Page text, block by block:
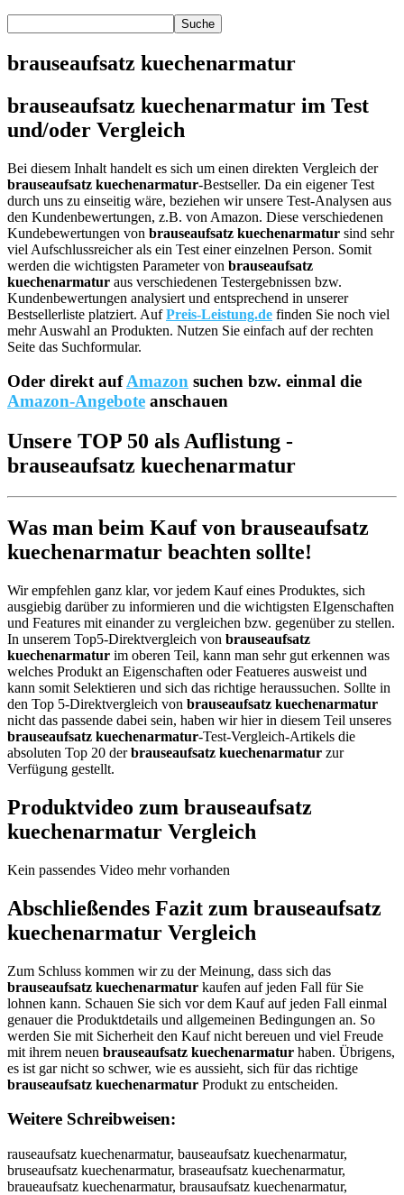
brauseaufsatz kuechenarmatur
brauseaufsatz kuechenarmatur im Test
und/oder Vergleich
Bei diesem Inhalt handelt es sich um einen direkten Vergleich der
brauseaufsatz kuechenarmatur-Bestseller. Da ein eigener Test
durch uns zu einseitig wäre, beziehen wir unsere Test-Analysen aus
den Kundenbewertungen, z.B. von Amazon. Diese verschiedenen
Kundebewertungen von brauseaufsatz kuechenarmatur sind sehr
viel Aufschlussreicher als ein Test einer einzelnen Person. Somit
werden die wichtigsten Parameter von brauseaufsatz
kuechenarmatur aus verschiedenen Testergebnissen bzw.
Kundenbewertungen analysiert und entsprechend in unserer
Bestsellerliste platziert. AufPreis-Leistung.de finden Sie noch viel
mehr Auswahl an Produkten. Nutzen Sie einfach auf der rechten
Seite das Suchformular.
Oder direkt aufAmazon suchen bzw. einmal die
Amazon-Angebote anschauen
Unsere TOP 50 als Auflistung -
brauseaufsatz kuechenarmatur
Was man beim Kauf von brauseaufsatz
kuechenarmatur beachten sollte!
Wir empfehlen ganz klar, vor jedem Kauf eines Produktes, sich
ausgiebig darüber zu informieren und die wichtigsten EIgenschaften
und Features mit einander zu vergleichen bzw. gegenüber zu stellen.
In unserem Top5-Direktvergleich von brauseaufsatz
kuechenarmatur im oberen Teil, kann man sehr gut erkennen was
welches Produkt an Eigenschaften oder Featueres ausweist und
kann somit Selektieren und sich das richtige heraussuchen. Sollte in
den Top 5-Direktvergleich von brauseaufsatz kuechenarmatur
nicht das passende dabei sein, haben wir hier in diesem Teil unseres
brauseaufsatz kuechenarmatur-Test-Vergleich-Artikels die
absoluten Top 20 derbrauseaufsatz kuechenarmatur zur
Verfügung gestellt.
Produktvideo zum brauseaufsatz
kuechenarmatur Vergleich
Kein passendes Video mehr vorhanden
Abschließendes Fazit zum brauseaufsatz
kuechenarmatur Vergleich
Zum Schluss kommen wir zu der Meinung, dass sich das
brauseaufsatz kuechenarmatur kaufen auf jeden Fall für Sie
lohnen kann. Schauen Sie sich vor dem Kauf auf jeden Fall einmal
genauer die Produktdetails und allgemeinen Bedingungen an. So
werden Sie mit Sicherheit den Kauf nicht bereuen und viel Freude
mit ihrem neuen brauseaufsatz kuechenarmatur haben. Übrigens,
es ist gar nicht so schwer, wie es aussieht, sich für das richtige
brauseaufsatz kuechenarmatur Produkt zu entscheiden.
Weitere Schreibweisen:
rauseaufsatz kuechenarmatur, bauseaufsatz kuechenarmatur, bruseaufsatz kuechenarmatur, braseaufsatz kuechenarmatur, braueaufsatz kuechenarmatur, brausaufsatz kuechenarmatur, brauseufsatz kuechenarmatur, brauseafsatz kuechenarmatur, brauseausatz kuechenarmatur, brauseaufatz kuechenarmatur, brauseaufstz kuechenarmatur, brauseaufsaz kuechenarmatur, brauseaufsat kuechenarmatur, brauseaufsatz kuechenarmatur, brauseaufsatz uechenarmatur, brauseaufsatz kechenarmatur, brauseaufsatz kuchenarmatur, brauseaufsatz kuehenarmatur, brauseaufsatz kuecenarmatur, brauseaufsatz kuechnarmatur, brauseaufsatz kuechearmatur, brauseaufsatz kuechenrmatur, brauseaufsatz kuechenamatur, brauseaufsatz kuechenaratur, brauseaufsatz kuechenarmtur, brauseaufsatz kuechenarmaur, brauseaufsatz kuechenarmatr, brauseaufsatz kuechenarmatu, bbrauseaufsatz kuechenarmatur, brrauseaufsatz kuechenarmatur, braauseaufsatz kuechenarmatur, brauuseaufsatz kuechenarmatur, brausseaufsatz kuechenarmatur, brauseeaufsatz kuechenarmatur, brauseaaufsatz kuechenarmatur, brauseauufsatz kuechenarmatur, brauseauffsatz kuechenarmatur, brauseaufssatz kuechenarmatur, brauseaufsaatz kuechenarmatur, brauseaufsattz kuechenarmatur, brauseaufsatzz kuechenarmatur, brauseaufsatz kkuechenarmatur, brauseaufsatz kuuechenarmatur, brauseaufsatz kueechenarmatur, brauseaufsatz kuecchenarmatur, brauseaufsatz kuechhenarmatur, brauseaufsatz kuecheenarmatur, brauseaufsatz kuechennarmatur, brauseaufsatz kuechenaarmatur, brauseaufsatz kuechenarrmatur, brauseaufsatz kuechenarmmatur, brauseaufsatz kuechenarmaatur, brauseaufsatz kuechenarmattur, brauseaufsatz kuechenarmatuur, brauseaufsatz kuechenarmaturr, rbauseaufsatz kuechenarmatur, baruseaufsatz kuechenarmatur, bruaseaufsatz kuechenarmatur, brasueaufsatz kuechenarmatur, brauesaufsatz kuechenarmatur, brausaeufsatz kuechenarmatur, brauseuafsatz kuechenarmatur, brauseafusatz kuechenarmatur, brauseausfatz kuechenarmatur, brauseaufastz kuechenarmatur, brauseaufstaz kuechenarmatur, brauseaufsazt kuechenarmatur, brauseaufsat zkuechenarmatur, brauseaufsatzk uechenarmatur, brauseaufsatz ukechenarmatur, brauseaufsatz keuchenarmatur, brauseaufsatz kucehenarmatur, brauseaufsatz kuehcenarmatur, brauseaufsatz kuecehnarmatur, brauseaufsatz kuechnearmatur, brauseaufsatz kuecheanrmatur, brauseaufsatz kuechenramatur, brauseaufsatz kuechenamratur, brauseaufsatz kuechenaramtur, brauseaufsatz kuechenarmtaur, brauseaufsatz kuechenarmautr, brauseaufsatz kuechenarmatru, brauseaufsatzkuechenarmatur, rauseaufsatz kuechenarmatur, vrauseaufsatz kuechenarmatur, frauseaufsatz kuechenarmatur, grauseaufsatz kuechenarmatur, hrauseaufsatz kuechenarmatur, nrauseaufsatz kuechenarmatur, beauseaufsatz kuechenarmatur, bdauseaufsatz kuechenarmatur, bfauseaufsatz kuechenarmatur, bgauseaufsatz kuechenarmatur, btauseaufsatz kuechenarmatur, b4auseaufsatz kuechenarmatur, b5auseaufsatz kuechenarmatur, brquseaufsatz kuechenarmatur, brwuseaufsatz kuechenarmatur, brzuseaufsatz kuechenarmatur, brxuseaufsatz kuechenarmatur, brayseaufsatz kuechenarmatur, brahseaufsatz kuechenarmatur, brajseaufsatz kuechenarmatur, brakseaufsatz kuechenarmatur, braiseaufsatz kuechenarmatur, bra7seaufsatz kuechenarmatur, bra8seaufsatz kuechenarmatur, brauqeaufsatz kuechenarmatur, brauweaufsatz kuechenarmatur, braueeaufsatz kuechenarmatur, brauzeaufsatz kuechenarmatur, brauxeaufsatz kuechenarmatur, brauceaufsatz kuechenarmatur, brauswaufsatz kuechenarmatur, braussaufsatz kuechenarmatur, brausdaufsatz kuechenarmatur, brausfaufsatz kuechenarmatur, brausraufsatz kuechenarmatur, braus3aufsatz kuechenarmatur, braus4aufsatz kuechenarmatur, brausequfsatz kuechenarmatur, brausewufsatz kuechenarmatur, brausezufsatz kuechenarmatur, brausexufsatz kuechenarmatur, brauseayfsatz kuechenarmatur, brauseahfsatz kuechenarmatur, brauseajfsatz kuechenarmatur, brauseakfsatz kuechenarmatur, brauseaifsatz kuechenarmatur, brausea7fsatz kuechenarmatur, brausea8fsatz kuechenarmatur, brauseaucsatz kuechenarmatur, brauseaudsatz kuechenarmatur, brauseauesatz kuechenarmatur, brauseaursatz kuechenarmatur, brauseautsatz kuechenarmatur, brauseaugsatz kuechenarmatur, brauseaubsatz kuechenarmatur, brauseauvsatz kuechenarmatur, brauseaufqatz kuechenarmatur, brauseaufwatz kuechenarmatur, brauseaufeatz kuechenarmatur, brauseaufzatz kuechenarmatur, brauseaufxatz kuechenarmatur, brauseaufcatz kuechenarmatur, brauseaufsqtz kuechenarmatur, brauseaufswtz kuechenarmatur, brauseaufsztz kuechenarmatur, brauseaufsxtz kuechenarmatur, brauseaufsarz kuechenarmatur, brauseaufsafz kuechenarmatur, brauseaufsagz kuechenarmatur, brauseaufsahz kuechenarmatur, brauseaufsayz kuechenarmatur, brauseaufsa5z kuechenarmatur, brauseaufsa6z kuechenarmatur, brauseaufsatx kuechenarmatur, brauseaufsats kuechenarmatur, brauseaufsata kuechenarmatur, brauseaufsatz uuechenarmatur, brauseaufsatz juechenarmatur, brauseaufsatz muechenarmatur, brauseaufsatz luechenarmatur, brauseaufsatz ouechenarmatur, brauseaufsatz kyechenarmatur, brauseaufsatz khechenarmatur, brauseaufsatz kjechenarmatur, brauseaufsatz kkechenarmatur, brauseaufsatz kiechenarmatur, brauseaufsatz k7echenarmatur, brauseaufsatz k8echenarmatur, brauseaufsatz kuwchenarmatur, brauseaufsatz kuschenarmatur, brauseaufsatz kudchenarmatur, brauseaufsatz kufchenarmatur, brauseaufsatz kurchenarmatur, brauseaufsatz ku3chenarmatur, brauseaufsatz ku4chenarmatur, brauseaufsatz kue henarmatur, brauseaufsatz kuexhenarmatur, brauseaufsatz kueshenarmatur, brauseaufsatz kuedhenarmatur, brauseaufsatz kuefhenarmatur, brauseaufsatz kuevhenarmatur, brauseaufsatz kuecbenarmatur, brauseaufsatz kuecgenarmatur, brauseaufsatz kuectenarmatur, brauseaufsatz kuecyenarmatur, brauseaufsatz kuecuenarmatur, brauseaufsatz kuecjenarmatur, brauseaufsatz kuecmenarmatur, brauseaufsatz kuecnenarmatur, brauseaufsatz kuechwnarmatur, brauseaufsatz kuechsnarmatur, brauseaufsatz kuechdnarmatur, brauseaufsatz kuechfnarmatur, brauseaufsatz kuechrnarmatur, brauseaufsatz kuech3narmatur, brauseaufsatz kuech4narmatur, brauseaufsatz kueche armatur, brauseaufsatz kuechebarmatur, brauseaufsatz kuechegarmatur, brauseaufsatz kuecheharmatur, brauseaufsatz kuechejarmatur, brauseaufsatz kuechemarmatur, brauseaufsatz kuechenqrmatur, brauseaufsatz kuechenwrmatur, brauseaufsatz kuechenzrmatur, brauseaufsatz kuechenxrmatur, brauseaufsatz kuechenaematur, brauseaufsatz kuechenadmatur, brauseaufsatz kuechenafmatur, brauseaufsatz kuechenagmatur, brauseaufsatz kuechenatmatur, brauseaufsatz kuechena4matur, brauseaufsatz kuechena5matur, brauseaufsatz kuechenar atur, brauseaufsatz kuechenarnatur, brauseaufsatz kuechenarhatur, brauseaufsatz kuechenarjatur, brauseaufsatz kuechenarkatur, brauseaufsatz kuechenarlatur, brauseaufsatz kuechenarmqtur, brauseaufsatz kuechenarmwtur, brauseaufsatz kuechenarmztur, brauseaufsatz kuechenarmxtur, brauseaufsatz kuechenarmarur, brauseaufsatz kuechenarmafur, brauseaufsatz kuechenarmagur, brauseaufsatz kuechenarmahur, brauseaufsatz kuechenarmayur, brauseaufsatz kuechenarma5ur, brauseaufsatz kuechenarma6ur, brauseaufsatz kuechenarmatyr, brauseaufsatz kuechenarmathr, brauseaufsatz kuechenarmatjr, brauseaufsatz kuechenarmatkr, brauseaufsatz kuechenarmatir, brauseaufsatz kuechenarmat7r, brauseaufsatz kuechenarmat8r, brauseaufsatz kuechenarmatue, brauseaufsatz kuechenarmatud, brauseaufsatz kuechenarmatuf, brauseaufsatz kuechenarmatug, brauseaufsatz kuechenarmatut, brauseaufsatz kuechenarmatu4, brauseaufsatz kuechenarmatu5, brauseaufsatz kuechenarmatur, b rauseaufsatz kuechenarmatur, vbrauseaufsatz kuechenarmatur, bvrauseaufsatz kuechenarmatur, fbrauseaufsatz kuechenarmatur, bfrauseaufsatz kuechenarmatur, gbrauseaufsatz kuechenarmatur, bgrauseaufsatz kuechenarmatur, hbrauseaufsatz kuechenarmatur, bhrauseaufsatz kuechenarmatur, nbrauseaufsatz kuechenarmatur, bnrauseaufsatz kuechenarmatur, berauseaufsatz kuechenarmatur, breauseaufsatz kuechenarmatur, bdrauseaufsatz kuechenarmatur, brdauseaufsatz kuechenarmatur, brfauseaufsatz kuechenarmatur, brgauseaufsatz kuechenarmatur, btrauseaufsatz kuechenarmatur, brtauseaufsatz kuechenarmatur, b4rauseaufsatz kuechenarmatur, br4auseaufsatz kuechenarmatur, b5rauseaufsatz kuechenarmatur, br5auseaufsatz kuechenarmatur, brqauseaufsatz kuechenarmatur, braquseaufsatz kuechenarmatur, brwauseaufsatz kuechenarmatur, brawuseaufsatz kuechenarmatur, brzauseaufsatz kuechenarmatur, brazuseaufsatz kuechenarmatur, brxauseaufsatz kuechenarmatur, braxuseaufsatz kuechenarmatur, brayuseaufsatz kuechenarmatur, brauyseaufsatz kuechenarmatur, brahuseaufsatz kuechenarmatur, brauhseaufsatz kuechenarmatur, brajuseaufsatz kuechenarmatur, braujseaufsatz kuechenarmatur, brakuseaufsatz kuechenarmatur, braukseaufsatz kuechenarmatur, braiuseaufsatz kuechenarmatur, brauiseaufsatz kuechenarmatur, bra7useaufsatz kuechenarmatur, brau7seaufsatz kuechenarmatur, bra8useaufsatz kuechenarmatur, brau8seaufsatz kuechenarmatur, brauqseaufsatz kuechenarmatur, brausqeaufsatz kuechenarmatur, brauwseaufsatz kuechenarmatur, brausweaufsatz kuechenarmatur, braueseaufsatz kuechenarmatur, brauzseaufsatz kuechenarmatur, brauszeaufsatz kuechenarmatur, brauxseaufsatz kuechenarmatur, brausxeaufsatz kuechenarmatur, braucseaufsatz kuechenarmatur, brausceaufsatz kuechenarmatur, brausewaufsatz kuechenarmatur, brausesaufsatz kuechenarmatur, brausdeaufsatz kuechenarmatur, brausedaufsatz kuechenarmatur, brausfeaufsatz kuechenarmatur, brausefaufsatz kuechenarmatur, brausreaufsatz kuechenarmatur, brauseraufsatz kuechenarmatur, braus3eaufsatz kuechenarmatur, brause3aufsatz kuechenarmatur, braus4eaufsatz kuechenarmatur, brause4aufsatz kuechenarmatur, brauseqaufsatz kuechenarmatur, brauseaqufsatz kuechenarmatur, brauseawufsatz kuechenarmatur, brausezaufsatz kuechenarmatur, brauseazufsatz kuechenarmatur, brausexaufsatz kuechenarmatur, brauseaxufsatz kuechenarmatur, brauseayufsatz kuechenarmatur, brauseauyfsatz kuechenarmatur, brauseahufsatz kuechenarmatur, brauseauhfsatz kuechenarmatur, brauseajufsatz kuechenarmatur, brauseaujfsatz kuechenarmatur, brauseakufsatz kuechenarmatur, brauseaukfsatz k